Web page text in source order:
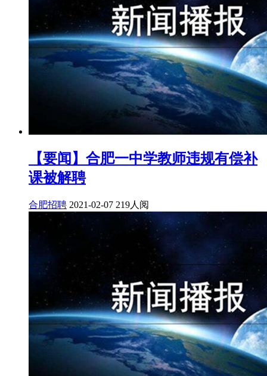
【要闻】合肥一中学教师违规有偿补
课被解聘
合肥招聘 2021-02-07 219人阅